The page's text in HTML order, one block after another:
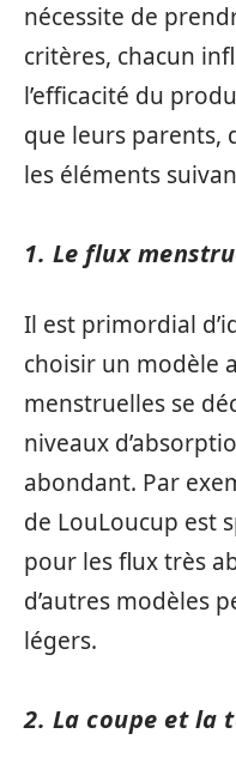
nécessite de
critères, chacun
l’efficacité du
que leurs parents,
les éléments
1. Le flux
Il est primordial
choisir un modèle
menstruelles se
niveaux
abondant. Par
de LouLoucup est
pour les flux très
d’autres modèles
légers.
2. La coupe et la